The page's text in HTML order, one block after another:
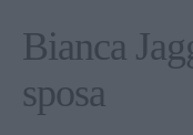
Bianca
sposa